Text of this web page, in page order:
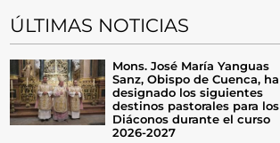
ÚLTIMAS NOTICIAS
Mons. José María Yanguas
Sanz, Obispo de Cuenca, ha
designado los siguientes
destinos pastorales para los
Diáconos durante el curso
2026-2027